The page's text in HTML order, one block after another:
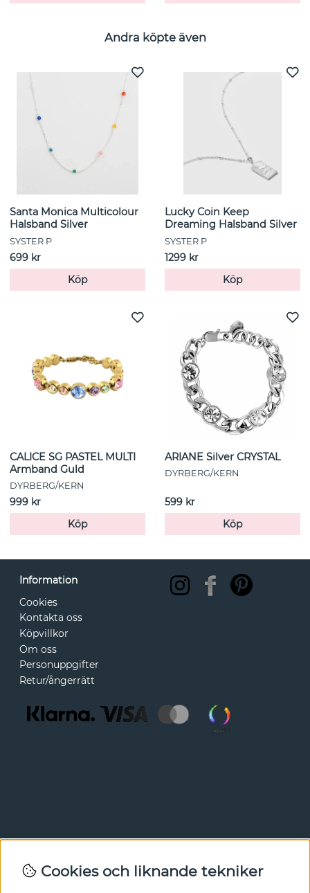
Andra köpte även
Santa Monica Multicolour
Halsband Silver
SYSTER P
699 kr
Köp
Lucky Coin Keep
Dreaming Halsband Silver
SYSTER P
1299 kr
Köp
CALICE SG PASTEL MULTI
Armband Guld
DYRBERG/KERN
999 kr
Köp
ARIANE Silver CRYSTAL
DYRBERG/KERN
599 kr
Köp
Information
Cookies
Kontakta oss
Köpvillkor
Om oss
Personuppgifter
Retur/ångerrätt
Nyhetsbrev
Cookies och liknande tekniker